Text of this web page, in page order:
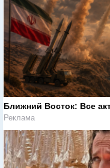
Ближний Восток: Все
Реклама